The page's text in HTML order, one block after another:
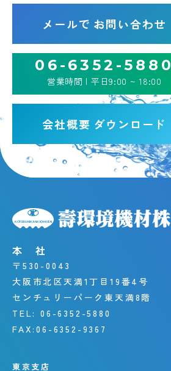
メールで お問い合わせ
06-6352-5880
営業時間 | 平日9:00 ~ 18:00
会社概要 ダウンロード
本 社
〒530-0043
大阪市北区天満1丁目19番4号
センチュリーパーク東天満8階
TEL: 06-6352-5880
FAX:06-6352-9367
東京支店